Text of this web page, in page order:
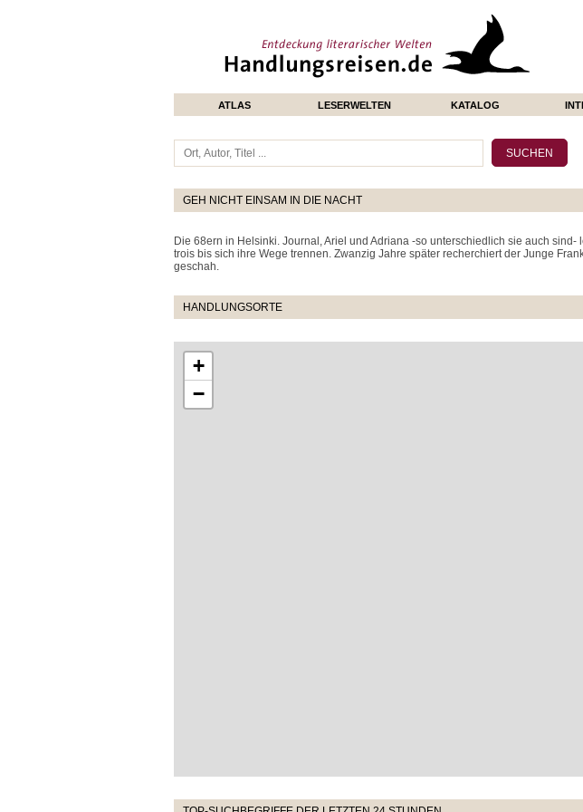
ATLAS LESERWELTEN KATALOG
GEH NICHT EINSAM IN DIE NACHT
Die 68ern in Helsinki. Journal, Ariel und Adriana -so unterschiedlich sie auch
trois bis sich ihre Wege trennen. Zwanzig Jahre später recherchiert der Junge
geschah.
HANDLUNGSORTE
+
−